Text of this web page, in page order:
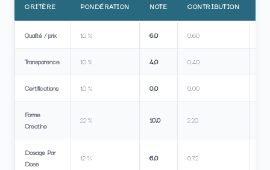
CRITÈRE PONDÉRATION NOTE CONTRIBUTION
Qualité / prix 10 % 6,0 0.60
Transparence 10 % 4,0 0.40
Certifications 10 % 0,0 0.00
Forme
Creatine
22 % 10,0 2.20
Dosage Par
Dose
12 % 6,0 0.72